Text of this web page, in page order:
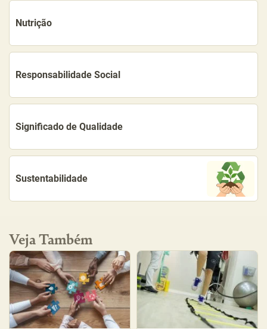
Nutrição
Responsabilidade Social
Significado de Qualidade
Sustentabilidade
Veja Também